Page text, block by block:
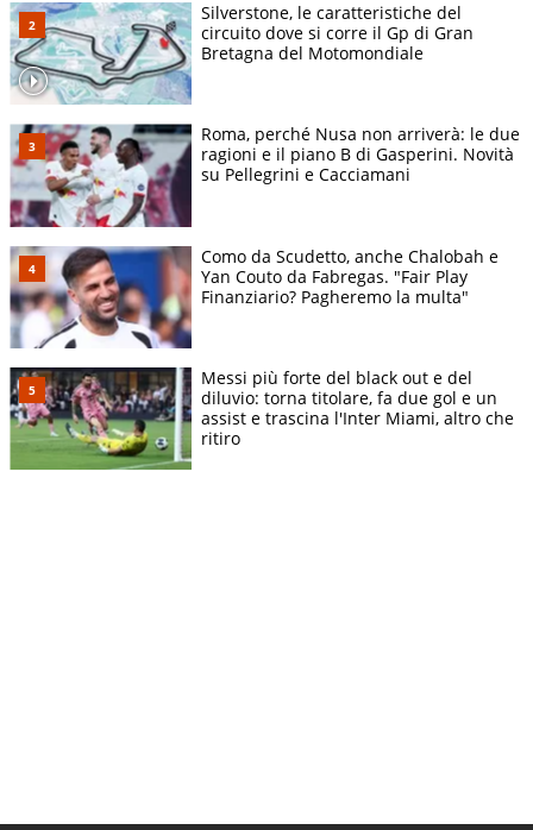
Silverstone, le caratteristiche del
circuito dove si corre il Gp di Gran
Bretagna del Motomondiale
Roma, perché Nusa non arriverà: le due
ragioni e il piano B di Gasperini. Novità
su Pellegrini e Cacciamani
Como da Scudetto, anche Chalobah e
Yan Couto da Fabregas. "Fair Play
Finanziario? Pagheremo la multa"
Messi più forte del black out e del
diluvio: torna titolare, fa due gol e un
assist e trascina l'Inter Miami, altro che
ritiro